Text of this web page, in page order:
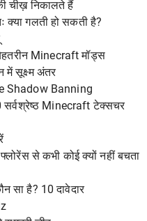
चीख़ निकालते हैं
गलती हो सकती है?
Minecraft मॉड्स
में सूक्ष्म अंतर
Shadow Banning
Minecraft टेक्सचर
से कभी कोई क्यों नहीं बचता
सा है? 10 दावेदार